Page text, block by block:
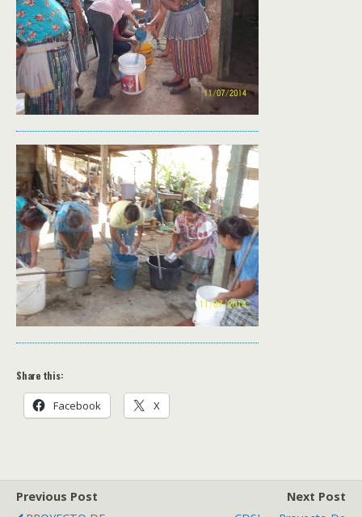
Share this:
Facebook X
Previous Post
Next Post